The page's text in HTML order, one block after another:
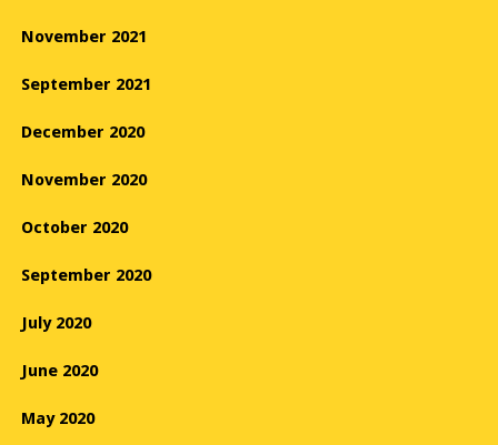
November 2021
September 2021
December 2020
November 2020
October 2020
September 2020
July 2020
June 2020
May 2020